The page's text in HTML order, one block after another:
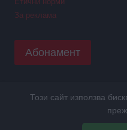
За реклама
Абонамент
Copyright © 2026 GPNews.
Уеб дизайн и SEO от Трибест
Този сайт използва